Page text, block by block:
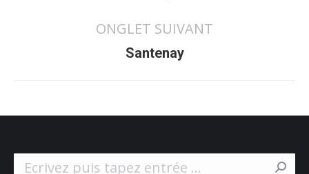
ONGLET SUIVANT
Projets
Santenay